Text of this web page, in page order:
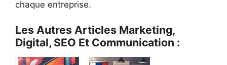
chaque entreprise.
Les Autres Articles Marketing,
Digital, SEO Et Communication :